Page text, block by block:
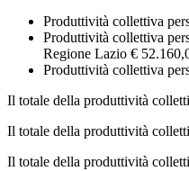
Produttività collettiva
Produttività collettiva
Regione Lazio €
Produttività collettiva
Il totale della produttività
Il totale della produttività
Il totale della produttività